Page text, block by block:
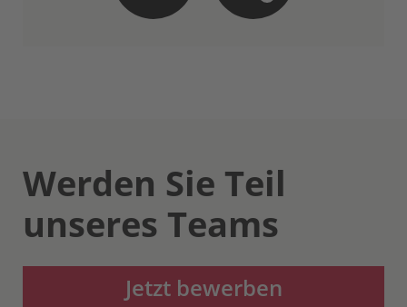
Werden Sie Teil
unseres Teams
Jetzt bewerben